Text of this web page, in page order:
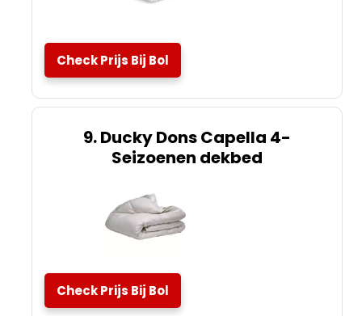
Check Prijs Bij Bol
9. Ducky Dons Capella 4-
Seizoenen dekbed
Check Prijs Bij Bol